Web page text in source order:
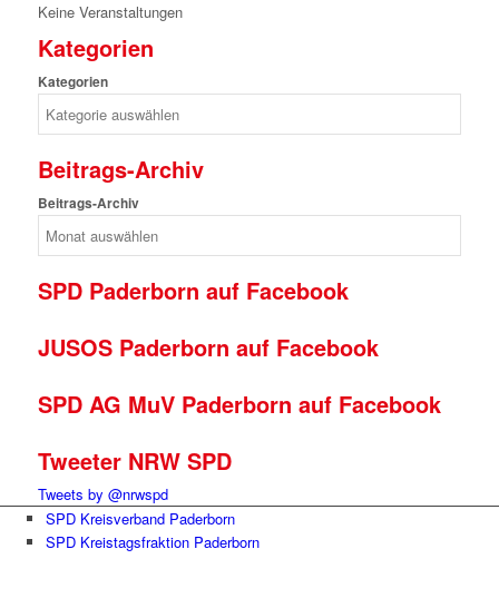
Keine Veranstaltungen
Kategorien
Kategorien
Beitrags-Archiv
Beitrags-Archiv
SPD Paderborn auf Facebook
JUSOS Paderborn auf Facebook
SPD AG MuV Paderborn auf Facebook
Tweeter NRW SPD
Tweets by @nrwspd
SPD Kreisverband Paderborn
SPD Kreistagsfraktion Paderborn